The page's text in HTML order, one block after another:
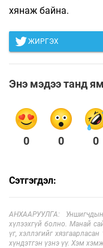
хянаж байна.
ЖИРГЭХ
Энэ мэдээ танд
0 0 0
Сэтгэгдэл:
АНХААРУУЛГА: Уншигчдын
хүлээхгүй болно. Манай
үг, хэллэгийг
хүндэтгэн үзнэ үү. Хэм